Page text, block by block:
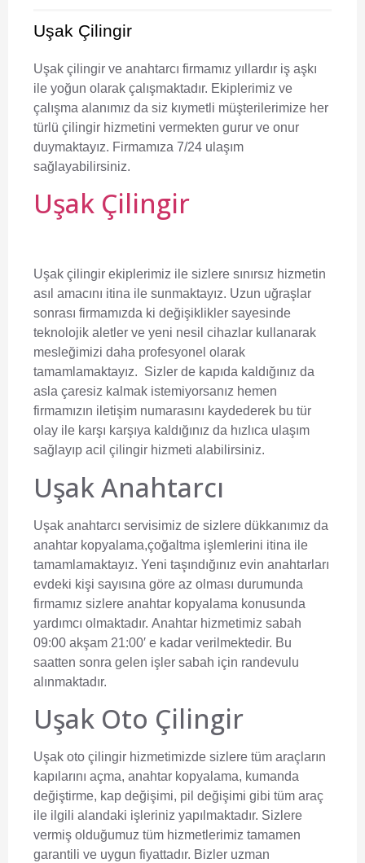
Uşak Çilingir
Uşak çilingir ve anahtarcı firmamız yıllardır iş aşkı
ile yoğun olarak çalışmaktadır. Ekiplerimiz ve
çalışma alanımız da siz kıymetli müşterilerimize her
türlü çilingir hizmetini vermekten gurur ve onur
duymaktayız. Firmamıza 7/24 ulaşım
sağlayabilirsiniz.
Uşak Çilingir
Uşak çilingir ekiplerimiz ile sizlere sınırsız hizmetin
asıl amacını itina ile sunmaktayız. Uzun uğraşlar
sonrası firmamızda ki değişiklikler sayesinde
teknolojik aletler ve yeni nesil cihazlar kullanarak
mesleğimizi daha profesyonel olarak
tamamlamaktayız. Sizler de kapıda kaldığınız da
asla çaresiz kalmak istemiyorsanız hemen
firmamızın iletişim numarasını kaydederek bu tür
olay ile karşı karşıya kaldığınız da hızlıca ulaşım
sağlayıp acil çilingir hizmeti alabilirsiniz.
Uşak Anahtarcı
Uşak anahtarcı servisimiz de sizlere dükkanımız da
anahtar kopyalama,çoğaltma işlemlerini itina ile
tamamlamaktayız. Yeni taşındığınız evin anahtarları
evdeki kişi sayısına göre az olması durumunda
firmamız sizlere anahtar kopyalama konusunda
yardımcı olmaktadır. Anahtar hizmetimiz sabah
09:00 akşam 21:00′ e kadar verilmektedir. Bu
saatten sonra gelen işler sabah için randevulu
alınmaktadır.
Uşak Oto Çilingir
Uşak oto çilingir hizmetimizde sizlere tüm araçların
kapılarını açma, anahtar kopyalama, kumanda
değiştirme, kap değişimi, pil değişimi gibi tüm araç
ile ilgili alandaki işleriniz yapılmaktadır. Sizlere
vermiş olduğumuz tüm hizmetlerimiz tamamen
garantili ve uygun fiyattadır. Bizler uzman